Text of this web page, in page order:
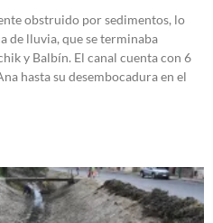
obstruido por sedimentos, lo
de lluvia, que se terminaba
y Balbín. El canal cuenta con 6
hasta su desembocadura en el